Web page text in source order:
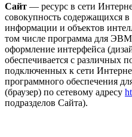
Сайт — ресурс в сети
совокупность содержащихся
информации и объектов
том числе программа для
оформление интерфейса
обеспечивается с различных
подключенных к сети
программного обеспечения
(браузер) по сетевому адресу
подразделов Сайта).